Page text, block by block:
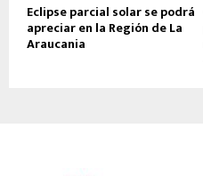
Eclipse parcial solar se podrá
apreciar en la Región de La
Araucania